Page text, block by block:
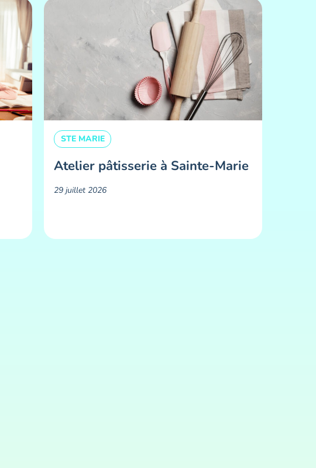
STE MARIE
Atelier pâtisserie à Sainte-Marie
29 juillet 2026